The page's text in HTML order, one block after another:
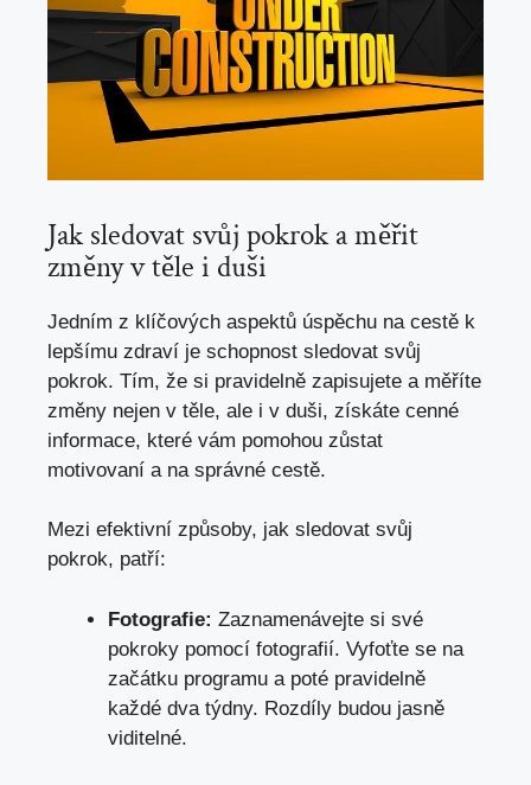
Jak sledovat svůj pokrok a měřit
změny v těle i duši
Jedním z klíčových aspektů úspěchu na cestě k
lepšímu zdraví je schopnost sledovat svůj
pokrok. Tím, že si pravidelně zapisujete a měříte
změny nejen v těle, ale i v duši, získáte cenné
informace, které vám pomohou zůstat
motivovaní a na správné cestě.
Mezi efektivní způsoby, jak sledovat svůj
pokrok, patří:
Fotografie: Zaznamenávejte si své
pokroky pomocí fotografií. Vyfoťte se na
začátku programu a poté pravidelně
každé dva týdny. Rozdíly budou jasně
viditelné.